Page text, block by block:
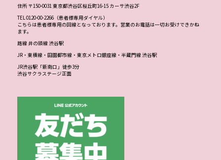
住所 〒150-0031 東京都渋谷区桜丘町16-15 カーサ渋谷2F
TEL 0120-00-2266（患者様専用ダイヤル）
こちらは患者様専用の回線となっております。営業のお電話は一切お受けできかね
ます。
路線 井の頭線 渋谷駅
JR・東横線・田園都市線・東京メトロ銀座線・半蔵門線 渋谷駅
JR渋谷駅「新南口」徒歩3分
渋谷サクラステージ正面